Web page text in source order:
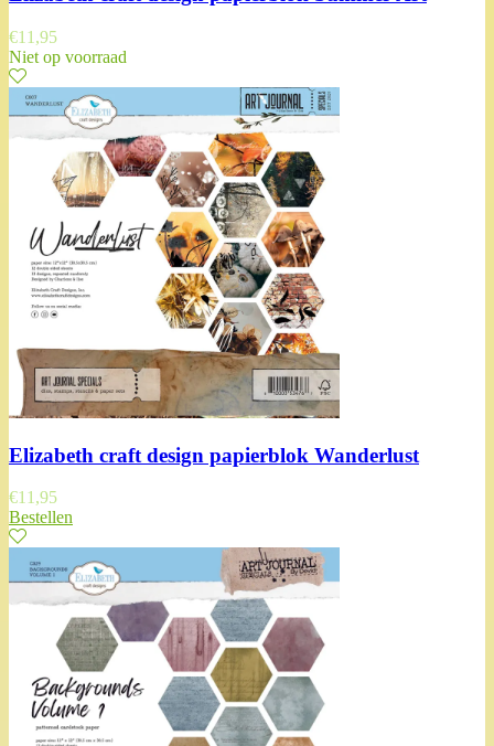
€11,95
Niet op voorraad
Elizabeth craft design papierblok Wanderlust
€11,95
Bestellen